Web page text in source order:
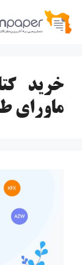
پرش
خرید
ماورای